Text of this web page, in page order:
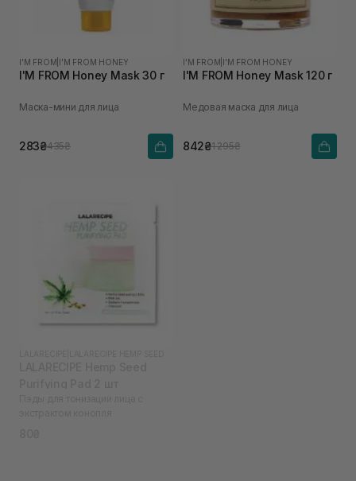
I'M FROM I'M FROM HONEY
I'M FROM Honey Mask 30 г
Маска-мини для лица
283₴435₴
I'M FROM I'M FROM HONEY
I'M FROM Honey Mask 120 г
Медовая маска для лица
842₴1 295₴